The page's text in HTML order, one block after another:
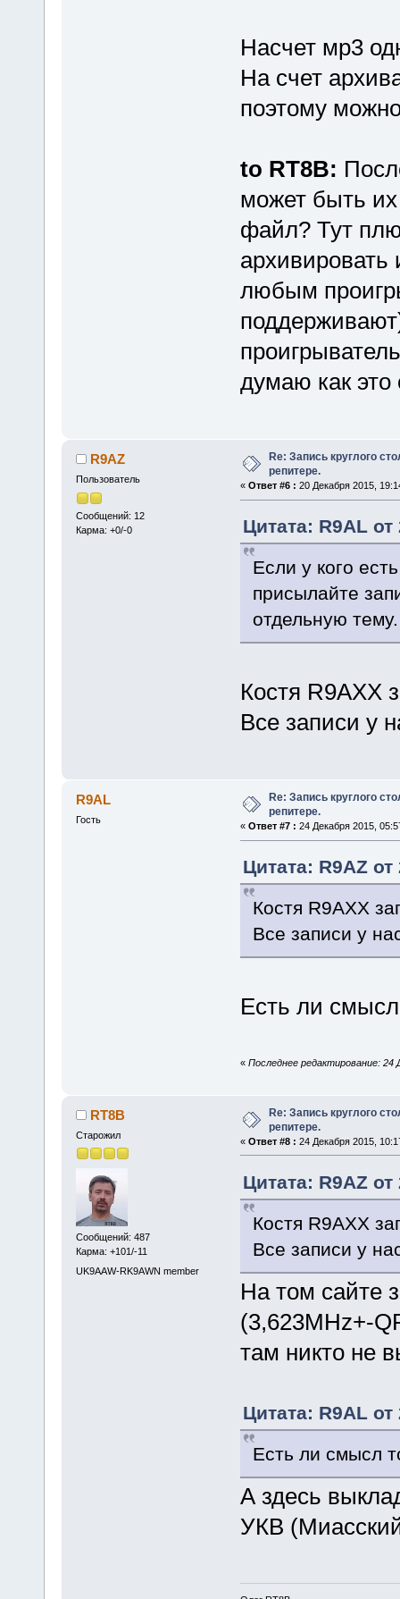
Насчет мр3
На счет
поэтому
to RT8B:
может быть их
файл? Тут
любым
думаю как это
R9AZ
Пользователь
Сообщений: 12
Карма: +0/-0
Re: Запись круглого
репитере.
« Ответ #6 : 20 Декабря 2015,
Цитата: R9AL
Если у кого
присылайте
отдельную тему.
Костя R9AXX
Все записи у
R9AL
Гость
Re: Запись круглого
репитере.
« Ответ #7 : 24 Декабря 2015,
Цитата: R9AZ
Костя R9AXX
Все записи у
Есть ли
« Последнее редактирование: 24
RT8B
Старожил
Сообщений: 487
Карма: +101/-11
UK9AAW-RK9AWN member
Re: Запись круглого
репитере.
« Ответ #8 : 24 Декабря 2015,
Цитата: R9AZ
Костя R9AXX
Все записи у
На том сайте
(3,623MHz+-
там никто не
Цитата: R9AL
Есть ли смысл
А здесь
УКВ